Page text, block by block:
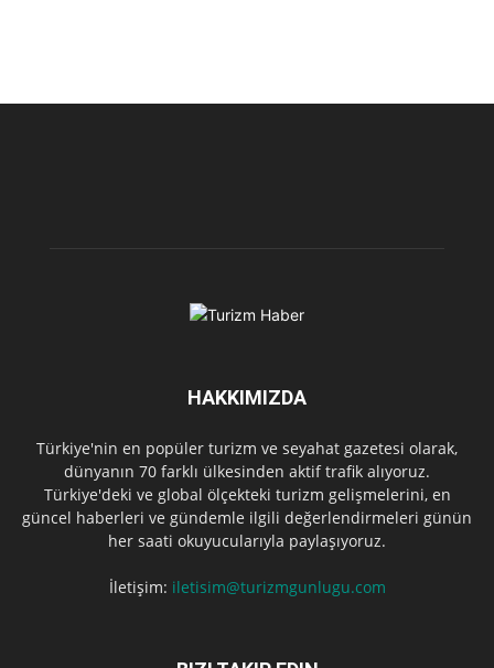
HAKKIMIZDA
Türkiye'nin en popüler turizm ve seyahat gazetesi olarak,
dünyanın 70 farklı ülkesinden aktif trafik alıyoruz.
Türkiye'deki ve global ölçekteki turizm gelişmelerini, en
güncel haberleri ve gündemle ilgili değerlendirmeleri günün
her saati okuyucularıyla paylaşıyoruz.
İletişim: iletisim@turizmgunlugu.com